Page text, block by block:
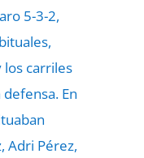
5-3-2,
los carriles
En
Adri Pérez,